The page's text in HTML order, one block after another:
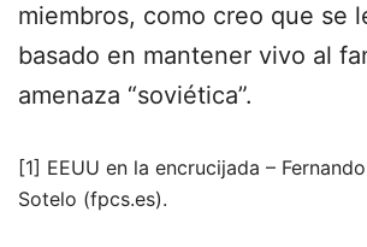
miembros, como creo que se
basado en mantener vivo al
amenaza “soviética”.
[1] EEUU en la encrucijada –
Sotelo (fpcs.es).